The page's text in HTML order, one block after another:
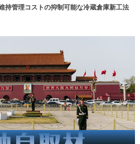
持管理コストの抑制可能な冷蔵倉庫新工法